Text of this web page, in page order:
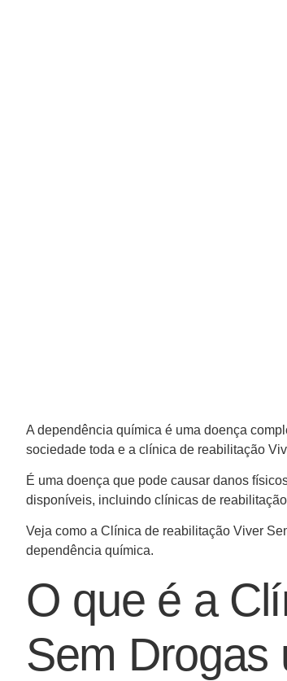
A dependência química é uma doença
sociedade toda e a clínica de reabilitação
É uma doença que pode causar danos
disponíveis, incluindo clínicas de
Veja como a Clínica de reabilitação Viver
dependência química.
O que é a
Sem Drogas